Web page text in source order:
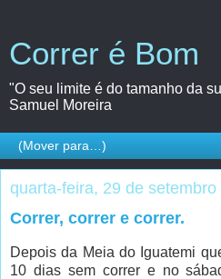
Correr é Bom
"O seu limite é do tamanho da
Samuel Moreira
quarta-feira, 29 de setembro
Correr, correr e correr.
Depois da Meia do Iguatemi
10 dias sem correr e no